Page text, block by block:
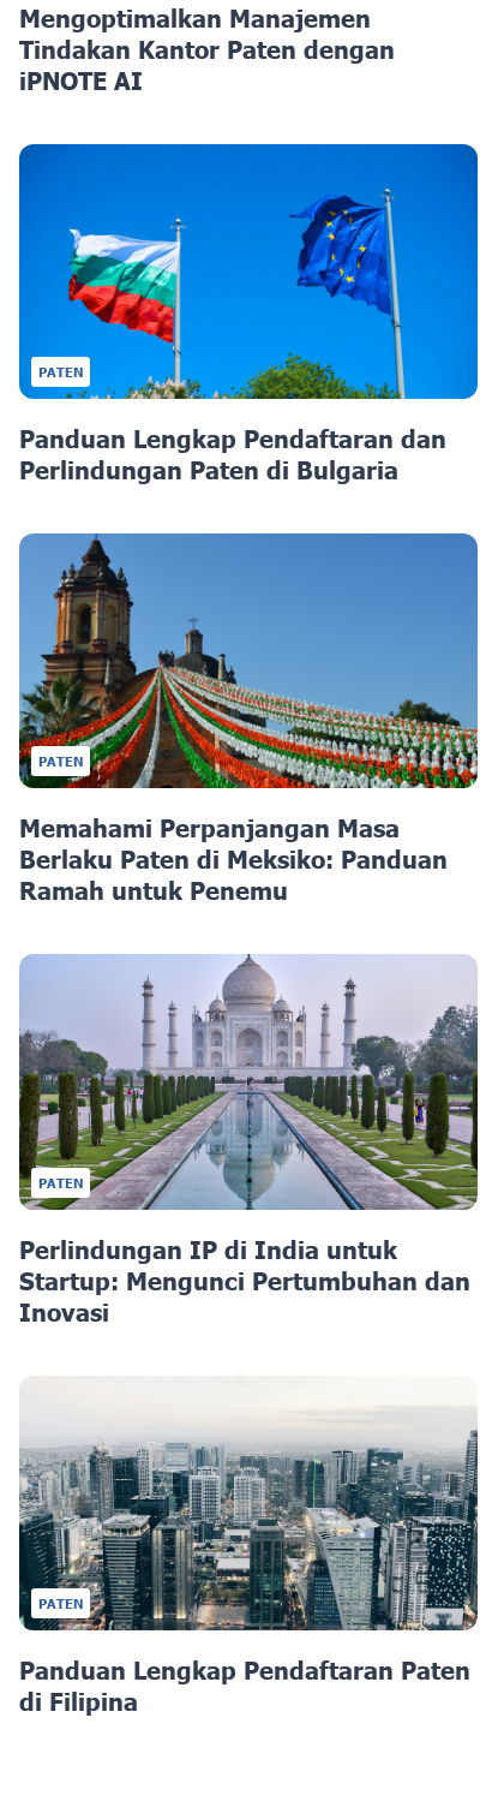
Mengoptimalkan Manajemen
Tindakan Kantor Paten dengan
iPNOTE AI
PATEN
Panduan Lengkap Pendaftaran dan
Perlindungan Paten di Bulgaria
PATEN
Memahami Perpanjangan Masa
Berlaku Paten di Meksiko: Panduan
Ramah untuk Penemu
PATEN
Perlindungan IP di India untuk
Startup: Mengunci Pertumbuhan dan
Inovasi
PATEN
Panduan Lengkap Pendaftaran Paten
di Filipina